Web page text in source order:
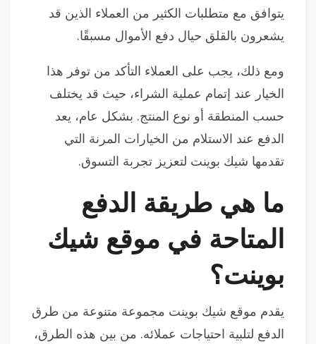
يتوافق مع متطلبات الكثير من العملاء الذين قد
يشعرون بالقلق حيال دفع الأموال مسبقًا.
ومع ذلك، يجب على العملاء التأكد من توفر هذا
الخيار عند إتمام عملية الشراء، حيث قد يختلف
حسب المنطقة أو نوع المنتج. بشكل عام، يعد
الدفع عند الاستلام من الخيارات المرنة التي
تقدمها شيك بوينت لتعزيز تجربة التسوق.
ما هي طريقة الدفع
المتاحة في موقع شيك
بوينت؟
يقدم موقع شيك بوينت مجموعة متنوعة من طرق
الدفع لتلبية احتياجات عملائه. من بين هذه الطرق،